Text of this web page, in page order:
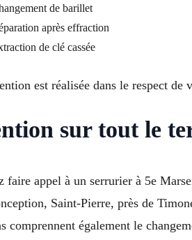
de barillet
après effraction
de clé cassée
est réalisée dans le respect de
sur tout le
faire appel à un serrurier à 5e
Saint-Pierre, près de
comprennent également le